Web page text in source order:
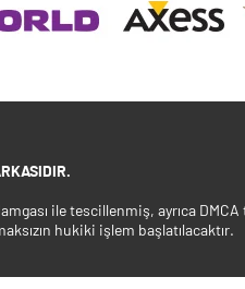
ile tescillenmiş, ayrıca DMCA
hukiki işlem başlatılacaktır.